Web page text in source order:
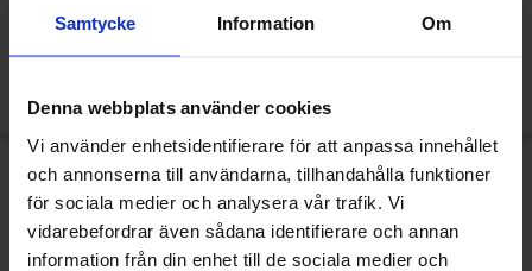
Samtycke Information Om
Denna webbplats använder cookies
Vi använder enhetsidentifierare för att anpassa innehållet
och annonserna till användarna, tillhandahålla funktioner
för sociala medier och analysera vår trafik. Vi
vidarebefordrar även sådana identifierare och annan
information från din enhet till de sociala medier och
66.15 kr/st 42.50 kr/st